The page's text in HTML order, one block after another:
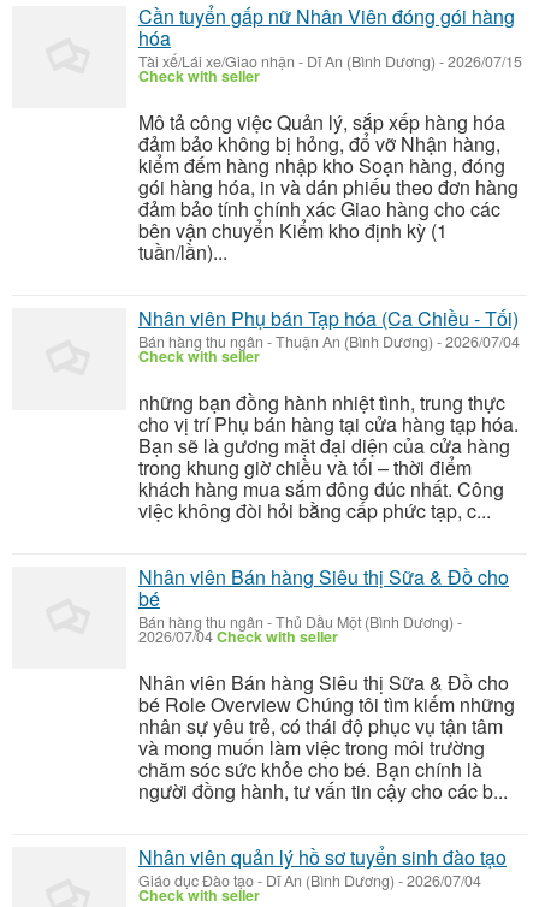
Cần tuyển gấp nữ Nhân Viên đóng gói hàng
hóa
Tài xế/Lái xe/Giao nhận - Dĩ An (Bình Dương) -2026/07/15
Check with seller
Mô tả công việc Quản lý, sắp xếp hàng hóa
đảm bảo không bị hỏng, đổ vỡ Nhận hàng,
kiểm đếm hàng nhập kho Soạn hàng, đóng
gói hàng hóa, in và dán phiếu theo đơn hàng
đảm bảo tính chính xác Giao hàng cho các
bên vận chuyển Kiểm kho định kỳ (1
tuần/lần)...
Nhân viên Phụ bán Tạp hóa (Ca Chiều - Tối)
Bán hàng thu ngân -Thuận An (Bình Dương) -2026/07/04
Check with seller
những bạn đồng hành nhiệt tình, trung thực
cho vị trí Phụ bán hàng tại cửa hàng tạp hóa.
Bạn sẽ là gương mặt đại diện của cửa hàng
trong khung giờ chiều và tối – thời điểm
khách hàng mua sắm đông đúc nhất. Công
việc không đòi hỏi bằng cấp phức tạp, c...
Nhân viên Bán hàng Siêu thị Sữa & Đồ cho
bé
Bán hàng thu ngân -Thủ Dầu Một (Bình Dương) -
2026/07/04Check with seller
Nhân viên Bán hàng Siêu thị Sữa & Đồ cho
bé Role Overview Chúng tôi tìm kiếm những
nhân sự yêu trẻ, có thái độ phục vụ tận tâm
và mong muốn làm việc trong môi trường
chăm sóc sức khỏe cho bé. Bạn chính là
người đồng hành, tư vấn tin cậy cho các b...
Nhân viên quản lý hồ sơ tuyển sinh đào tạo
Giáo dục Đào tạo- Dĩ An (Bình Dương) -2026/07/04
Check with seller